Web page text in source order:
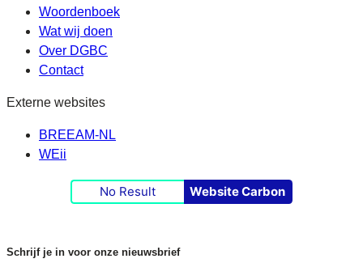
Woordenboek
Wat wij doen
Over DGBC
Contact
Externe websites
BREEAM-NL
WEii
No Result Website Carbon
Schrijf je in voor onze nieuwsbrief